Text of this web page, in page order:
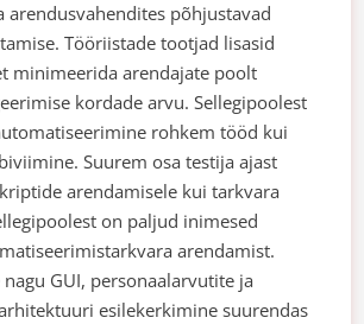
arendusvahendites põhjustavad
Tööriistade tootjad lisasid
minimeerida arendajate poolt
kordade arvu. Sellegipoolest
rohkem tööd kui
Suurem osa testija ajast
arendamisele kui tarkvara
on paljud inimesed
arendamist.
nagu GUI, personaalarvutite ja
esilekerkimine suurendas